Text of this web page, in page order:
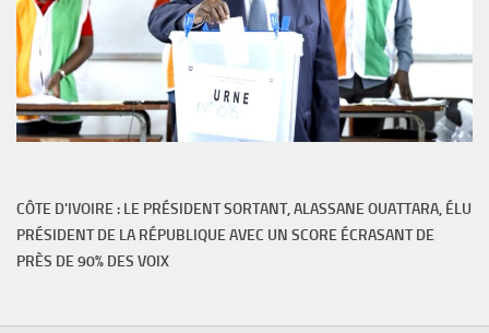
CÔTE D'IVOIRE : LE PRÉSIDENT SORTANT, ALASSANE OUATTARA, ÉLU
PRÉSIDENT DE LA RÉPUBLIQUE AVEC UN SCORE ÉCRASANT DE
PRÈS DE 90% DES VOIX